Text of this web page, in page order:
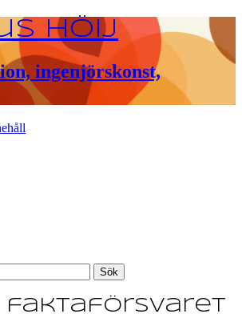
Höij
ingenjörskonst,
faktaförsvaret